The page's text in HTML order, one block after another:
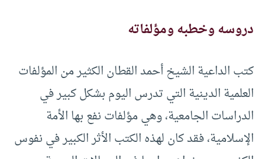
دروسه وخطبه ومؤلفاته
كتب الداعية الشيخ أحمد القطان الكثير من المؤلفات
العلمية الدينية التي تدرس اليوم بشكل كبير في
الدراسات الجامعية، وهي مؤلفات نفع بها الأمة
الإسلامية، فقد كان لهذه الكتب الأثر الكبير في نفوس